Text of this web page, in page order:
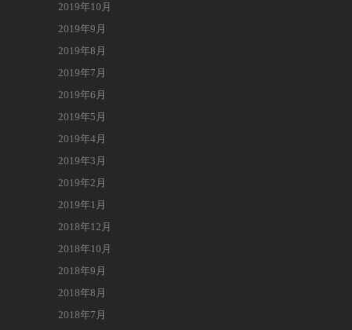
2019年10月
2019年9月
2019年8月
2019年7月
2019年6月
2019年5月
2019年4月
2019年3月
2019年2月
2019年1月
2018年12月
2018年10月
2018年9月
2018年8月
2018年7月